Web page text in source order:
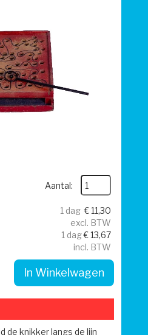
Aantal:
1 dag € 11,30
excl. BTW
1 dag€ 13,67
incl. BTW
In Winkelwagen
de knikker langs de lijn